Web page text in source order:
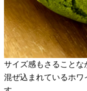
サイズ感もさることな
混ぜ込まれているホ